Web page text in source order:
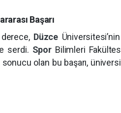
Başarı
Düzce Üniversitesi’nin
serdi. Spor Bilimleri
olan bu başarı,